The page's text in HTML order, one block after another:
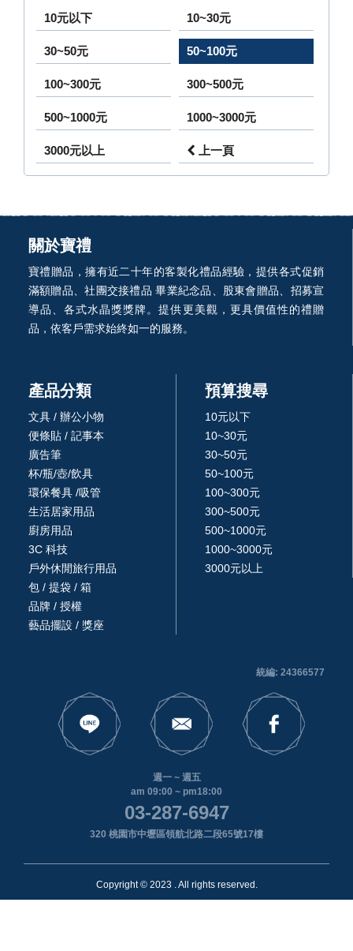
10元以下 10~30元
30~50元 50~100元
100~300元 300~500元
500~1000元 1000~3000元
3000元以上 上一頁
關於寶禮
寶禮贈品，擁有近二十年的客製化禮品經驗，提供各式促銷
滿額贈品、社團交接禮品 畢業紀念品、股東會贈品、招募宣
導品、各式水晶獎獎牌。提供更美觀，更具價值性的禮贈
品，依客戶需求始終如一的服務。
產品分類
文具 / 辦公小物
便條貼 / 記事本
廣告筆
杯/瓶/壺/飲具
環保餐具 /吸管
生活居家用品
廚房用品
3C 科技
戶外休閒旅行用品
包 / 提袋 / 箱
品牌 / 授權
藝品擺設 / 獎座
預算搜尋
10元以下
10~30元
30~50元
50~100元
100~300元
300~500元
500~1000元
1000~3000元
3000元以上
統編: 24366577
週一 ~ 週五
am 09:00 ~ pm18:00
03-287-6947
320 桃園市中壢區領航北路二段65號17樓
Copyright © 2023 . All rights reserved.